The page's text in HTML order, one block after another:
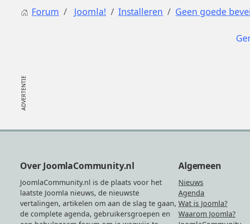
Forum Joomla! Installeren Geen goede
Over JoomlaCommunity.nl
JoomlaCommunity.nl is de plaats voor het
laatste Joomla nieuws, de nieuwste
vertalingen, artikelen om aan de slag te gaan,
de complete agenda, gebruikersgroepen en
Algemeen
Nieuws
Agenda
Wat is Joomla?
Waarom Joomla?